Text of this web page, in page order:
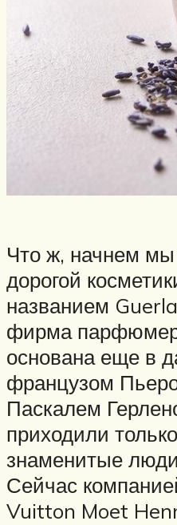
Что ж, начнем
дорогой
названием
фирма
основана еще в
французом
Паскалем
приходили
знаменитые
Сейчас
Vuitton Moet